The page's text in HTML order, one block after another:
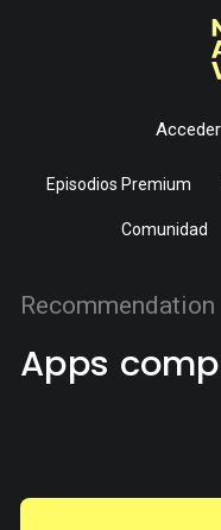
Acceder
Episodios Premium
Comunidad
Recommendation
Apps